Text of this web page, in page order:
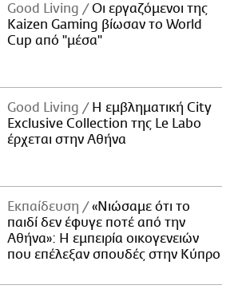
Good Living
Οι εργαζόμενοι της
Kaizen Gaming βίωσαν το World
Cup από "μέσα"
Good Living
Η εμβληματική City
Exclusive Collection της Le Labo
έρχεται στην Αθήνα
Εκπαίδευση
«Νιώσαμε ότι το
παιδί δεν έφυγε ποτέ από την
Αθήνα»: Η εμπειρία οικογενειών
που επέλεξαν σπουδές στην Κύπρο